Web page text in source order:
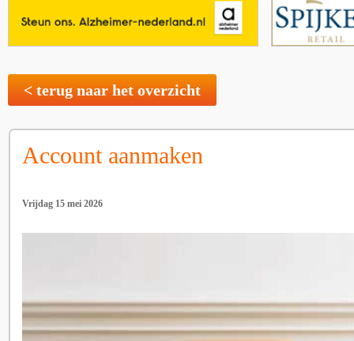
< terug naar het overzicht
Account aanmaken
Vrijdag 15 mei 2026